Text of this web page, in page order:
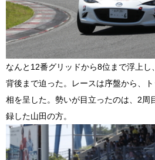
なんと12番グリッドから8位まで浮上
背後まで迫った。レースは序盤から、
相を呈した。勢いが目立ったのは、2周
録した山田の方。